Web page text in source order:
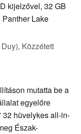
kijelzővel, 32 GB
Lake
Közzétett
mutatta be a
egyelőre
hüvelykes all-in-
Észak-